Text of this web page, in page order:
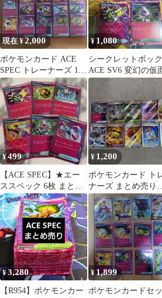
現在 ¥2,000
ポケモンカード ACE
SPEC トレーナーズ 19
枚セット
¥ 1,080
シークレットボッ
ACE SV6 変幻の仮
092/101 3枚セット
¥499
【ACE SPEC】★エー
ススペック 6枚 まとめ
売り ポケモンカード①
¥ 1,200
ポケモンカード ト
ナーズ まとめ売り
SR10枚セット デ
シールド付き
¥3,280
【R954】ポケモンカー
¥ 1,899
ポケモンカードセ